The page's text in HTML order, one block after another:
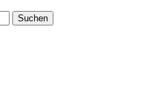
Suchen